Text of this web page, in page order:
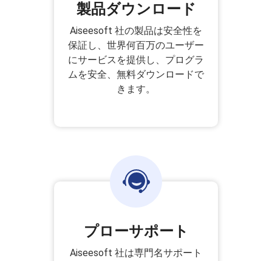
製品ダウンロード
Aiseesoft 社の製品は安全性を
保証し、世界何百万のユーザー
にサービスを提供し、プログラ
ムを安全、無料ダウンロードで
きます。
プローサポート
Aiseesoft 社は専門名サポート